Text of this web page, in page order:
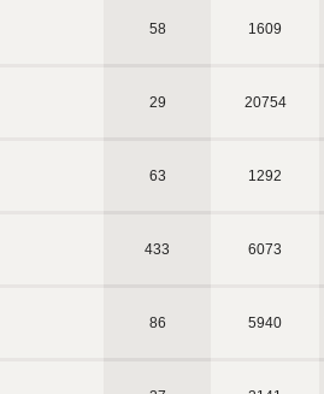
58 1609
29 20754
63 1292
433 6073
86 5940